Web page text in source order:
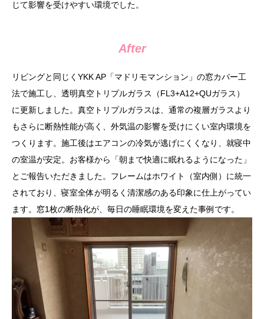
じて影響を受けやすい環境でした。
After
リビングと同じくYKK AP「マドリモマンション」の窓カバー工
法で施工し、透明真空トリプルガラス（FL3+A12+QUガラス）
に更新しました。真空トリプルガラスは、通常の複層ガラスより
もさらに断熱性能が高く、外気温の影響を受けにくい室内環境を
つくります。施工後はエアコンの冷気が逃げにくくなり、就寝中
の室温が安定。お客様から「朝まで快適に眠れるようになった」
とご報告いただきました。フレームはホワイト（室内側）に統一
されており、寝室全体が明るく清潔感のある印象に仕上がってい
ます。窓1枚の断熱化が、毎日の睡眠環境を変えた事例です。